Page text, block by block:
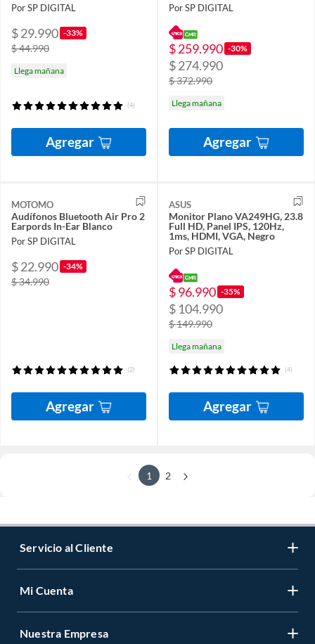
Por SP DIGITAL
$ 29.990 -33%
$ 44.990
Llega mañana
(4)
Agregar
Por SP DIGITAL
$ 259.990 -30%
$ 274.990
$ 372.990
Llega mañana
Agregar
MOTOMO
Audífonos Bluetooth Air Pro 2
Earpords In-Ear Blanco
Por SP DIGITAL
$ 22.990 -34%
$ 34.990
(2)
Agregar
ASUS
Monitor Plano VA249HG, 23.8
Full HD, Panel IPS, 120Hz,
1ms, HDMI, VGA, Negro
Por SP DIGITAL
$ 96.990 -35%
$ 104.990
$ 149.990
Llega mañana
(4)
Agregar
1 2
Servicio al Cliente
Mi Cuenta
Nuestra Empresa